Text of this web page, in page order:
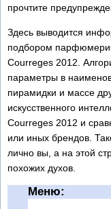
прочтите
Здесь выводится
подбором
Courreges 2012.
параметры в
пирамидки и массе
искусственного
Courreges 2012 и
или иных брендов.
лично вы, а на этой
похожих духов.
Меню: